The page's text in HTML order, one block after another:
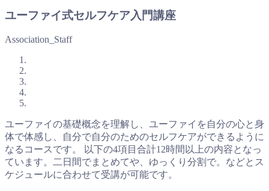
ユーファイ式セルフケア入門講座
Association_Staff
ユーファイの基礎概念を理解し、ユーファイを自分の心と身
体で体感し、自分で自分のためのセルフケアができるように
なるコースです。 以下の4項目合計12時間以上の内容となっ
ています。二日間でまとめてや、ゆっくり分割で。などとス
ケジュールに合わせて受講が可能です。